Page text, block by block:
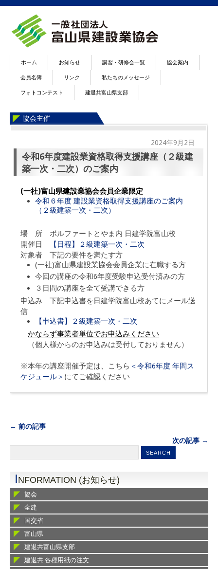
ホーム お知らせ 講習・研修会一覧 協会案内
会員名簿 リンク 私たちのメッセージ
フォトコンテスト 建退共富山県支部
協会主催
2024年9月2日
令和6年度建設業資格取得支援講座（２級建
築一次・二次）のご案内
(一社)富山県建設業協会会員企業限定
令和６年度 建設業資格取得支援講座のご案内
（２級建築一次・二次）
場 所 ボルファートとやま内 日建学院富山校
開催日
【日程】２級建築一次・二次
対象者 下記の要件を満たす方
(一社)富山県建設業協会会員企業に在職する方
今回の講座の令和6年度受験申込受付済みの方
３日間の講座を全て受講できる方
申込み 下記申込書を日建学院富山校あてにメール送
信
【申込書】２級建築一次・二次
かならず事業者単位でお申込みください
（個人様からのお申込みは受付しておりません）
※本年の講座開催予定は、こちら ＜令和6年度 年間ス
ケジュール＞ にてご確認ください
← 前の記事
次の記事 →
INFORMATION (お知らせ)
協会
全建
国交省
富山県
建退共富山県支部
建退共 各種用紙の注文